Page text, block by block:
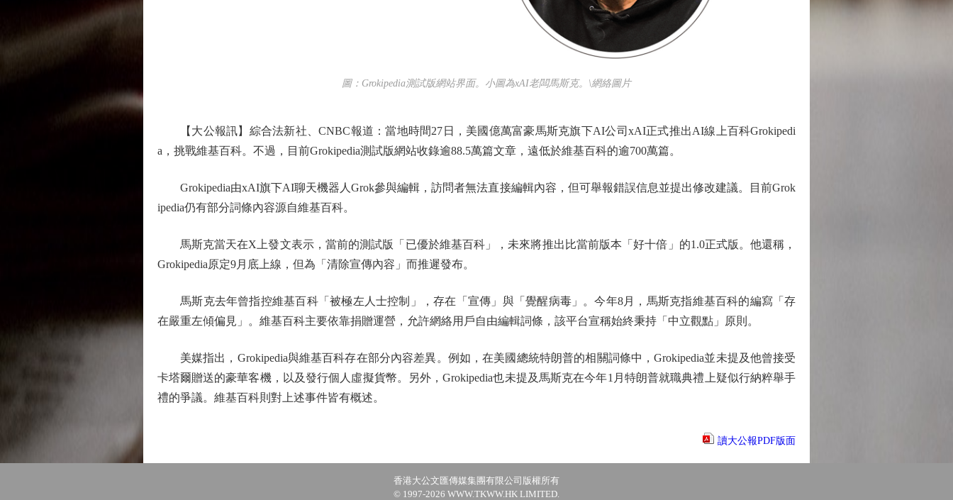
圖：Grokipedia測試版網站界面。小圖為xAI老闆馬斯克。\網絡圖片
【大公報訊】綜合法新社、CNBC報道：當地時間27日，美國億萬富豪馬斯克旗下AI公司xAI正式推出AI線上百科Grokipedi
a，挑戰維基百科。不過，目前Grokipedia測試版網站收錄逾88.5萬篇文章，遠低於維基百科的逾700萬篇。
Grokipedia由xAI旗下AI聊天機器人Grok參與編輯，訪問者無法直接編輯內容，但可舉報錯誤信息並提出修改建議。目前Grok
ipedia仍有部分詞條內容源自維基百科。
馬斯克當天在X上發文表示，當前的測試版「已優於維基百科」，未來將推出比當前版本「好十倍」的1.0正式版。他還稱，
Grokipedia原定9月底上線，但為「清除宣傳內容」而推遲發布。
馬斯克去年曾指控維基百科「被極左人士控制」，存在「宣傳」與「覺醒病毒」。今年8月，馬斯克指維基百科的編寫「存
在嚴重左傾偏見」。維基百科主要依靠捐贈運營，允許網絡用戶自由編輯詞條，該平台宣稱始終秉持「中立觀點」原則。
美媒指出，Grokipedia與維基百科存在部分內容差異。例如，在美國總統特朗普的相關詞條中，Grokipedia並未提及他曾接受
卡塔爾贈送的豪華客機，以及發行個人虛擬貨幣。另外，Grokipedia也未提及馬斯克在今年1月特朗普就職典禮上疑似行納粹舉手
禮的爭議。維基百科則對上述事件皆有概述。
讀大公報PDF版面
香港大公文匯傳媒集團有限公司版權所有
© 1997-2026 WWW.TKWW.HK LIMITED.